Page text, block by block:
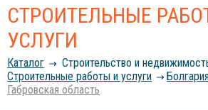
СТРОИТЕЛЬНЫЕ
УСЛУГИ
Каталог
Строительство и
Строительные работы и услуги
Габровская область